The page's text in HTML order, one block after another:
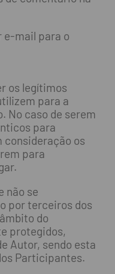
e-mail para o
os legítimos
para a
No caso de serem
para
os
para
não se
por terceiros dos
do
protegidos,
Autor, sendo esta
Participantes.